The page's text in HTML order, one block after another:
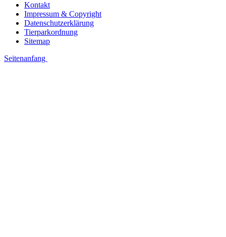
Kontakt
Impressum & Copyright
Datenschutzerklärung
Tierparkordnung
Sitemap
Seitenanfang